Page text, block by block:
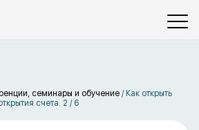
семинары и обучение / Как открыть
счета. 2 / 6